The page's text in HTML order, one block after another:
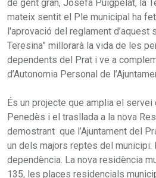
de gent gran, Josefa Puigpelat, la
mateix sentit el Ple municipal ha
l'aprovació del reglament d’aquest
Teresina” millorarà la vida de les
dependents del Prat i ve a
d’Autonomia Personal de
És un projecte que amplia el
Penedès i el trasllada a la nova
demostrant que l’Ajuntament del
un dels majors reptes del municipi:
dependència. La nova residència
135, les places residencials